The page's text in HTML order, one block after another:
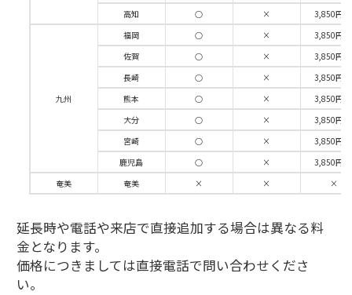
高知
○ × 3,850円/
九州
福岡 ○ ×
3,850円/
佐賀
○ ×
3,850円/
長崎
○ ×
3,850円/
熊本
○ ×
3,850円/
大分
○ ×
3,850円/
宮崎
○ ×
3,850円/
鹿児島
○ ×
3,850円/
奄美
奄美 × × ×
延長時や電話や来店で直接追加する場合は異なる料
金となります。
価格につきましては直接電話で問い合わせくださ
い。